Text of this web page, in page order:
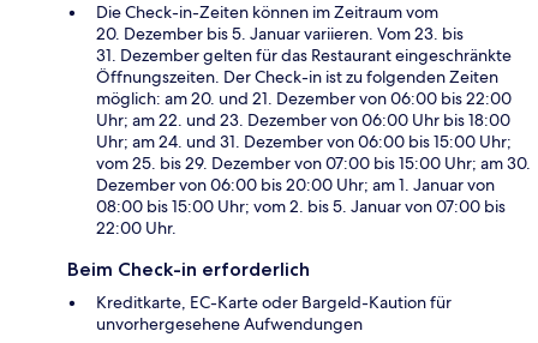
Die Check-in-Zeiten können im Zeitraum vom
20. Dezember bis 5. Januar variieren. Vom 23. bis
31. Dezember gelten für das Restaurant eingeschränkte
Öffnungszeiten. Der Check-in ist zu folgenden Zeiten
möglich: am 20. und 21. Dezember von 06:00 bis 22:00
Uhr; am 22. und 23. Dezember von 06:00 Uhr bis 18:00
Uhr; am 24. und 31. Dezember von 06:00 bis 15:00 Uhr;
vom 25. bis 29. Dezember von 07:00 bis 15:00 Uhr; am 30.
Dezember von 06:00 bis 20:00 Uhr; am 1. Januar von
08:00 bis 15:00 Uhr; vom 2. bis 5. Januar von 07:00 bis
22:00 Uhr.
Beim Check-in erforderlich
Kreditkarte, EC-Karte oder Bargeld-Kaution für
unvorhergesehene Aufwendungen